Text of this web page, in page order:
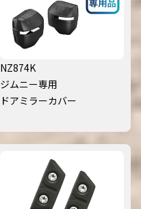
NZ874K
ジムニー専用
ドアミラーカバー